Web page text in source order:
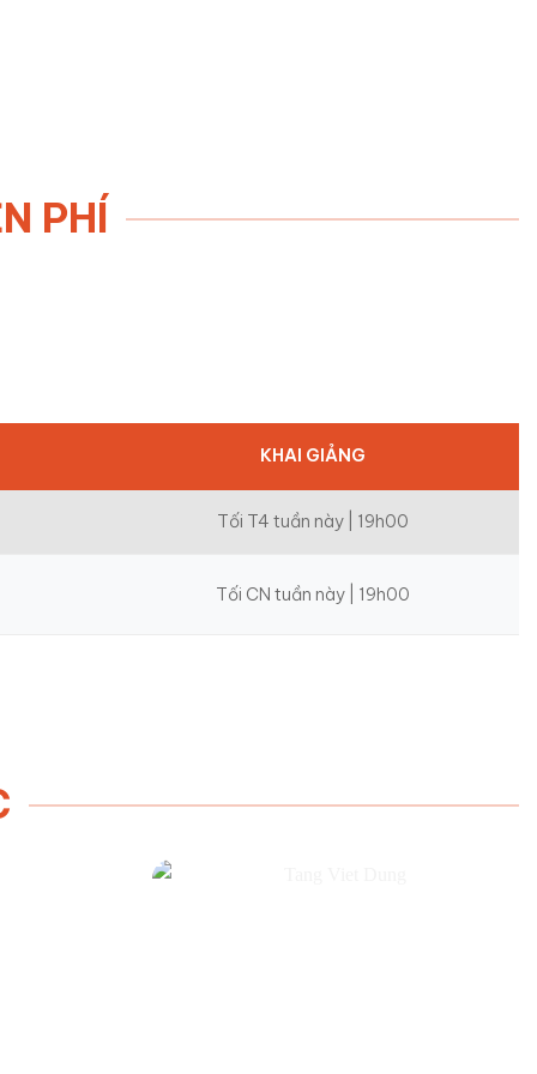
PHÍ
KHAI GIẢNG
Tối T4 tuần này | 19h00
Tối CN tuần này | 19h00